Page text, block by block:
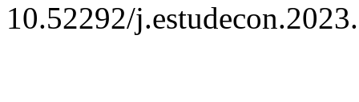
10.52292/